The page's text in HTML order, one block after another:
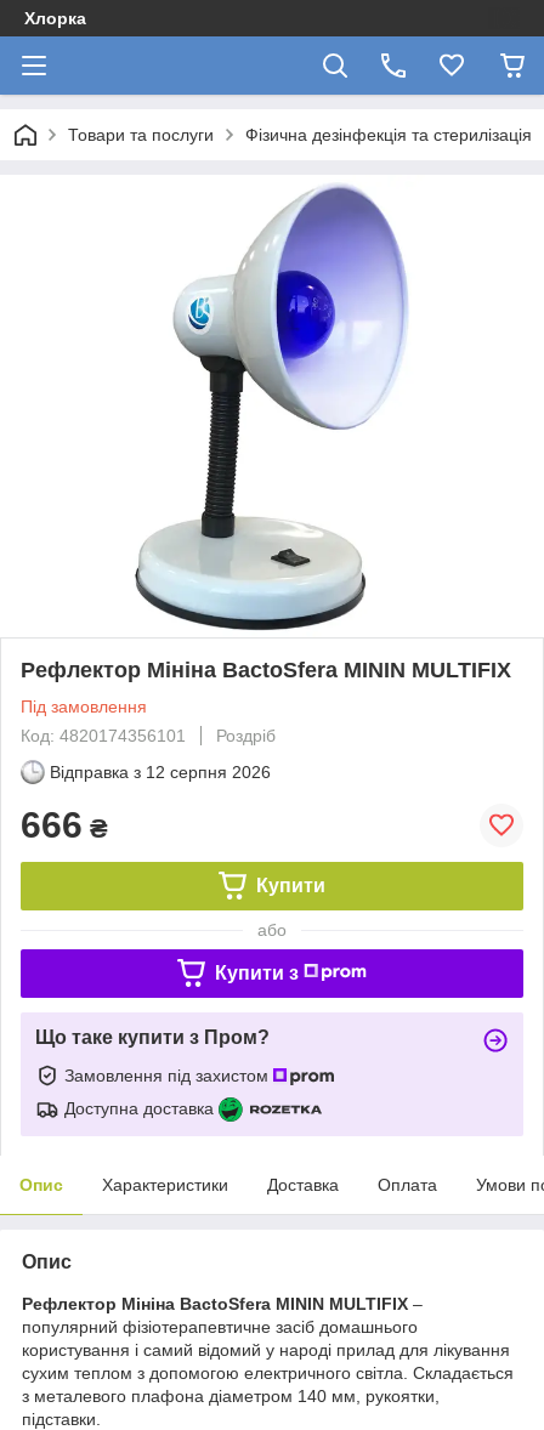
Хлорка
Товари та послуги Фізична дезінфекція та стерилізація
Рефлектор Мініна BactoSfera MININ MULTIFIX
Під замовлення
Код: 4820174356101
Роздріб
Відправка з 12 серпня 2026
666 ₴
Купити
або
Купити з
Що таке купити з Пром?
Замовлення під захистом
Доступна доставка
Опис Характеристики Доставка Оплата Умови
Опис
Рефлектор Мініна BactoSfera MININ MULTIFIX –
популярний фізіотерапевтичне засіб домашнього
користування і самий відомий у народі прилад для лікування
сухим теплом з допомогою електричного світла. Складається
з металевого плафона діаметром 140 мм, рукоятки,
підставки.